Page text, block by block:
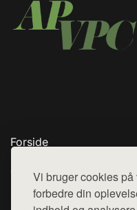
Vi bruger cookies
forbedre din
Forside
Top Rabatter
Blog